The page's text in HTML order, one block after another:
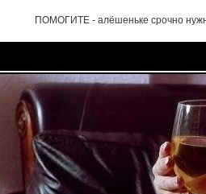
ПОМОГИТЕ - алёшеньке срочно